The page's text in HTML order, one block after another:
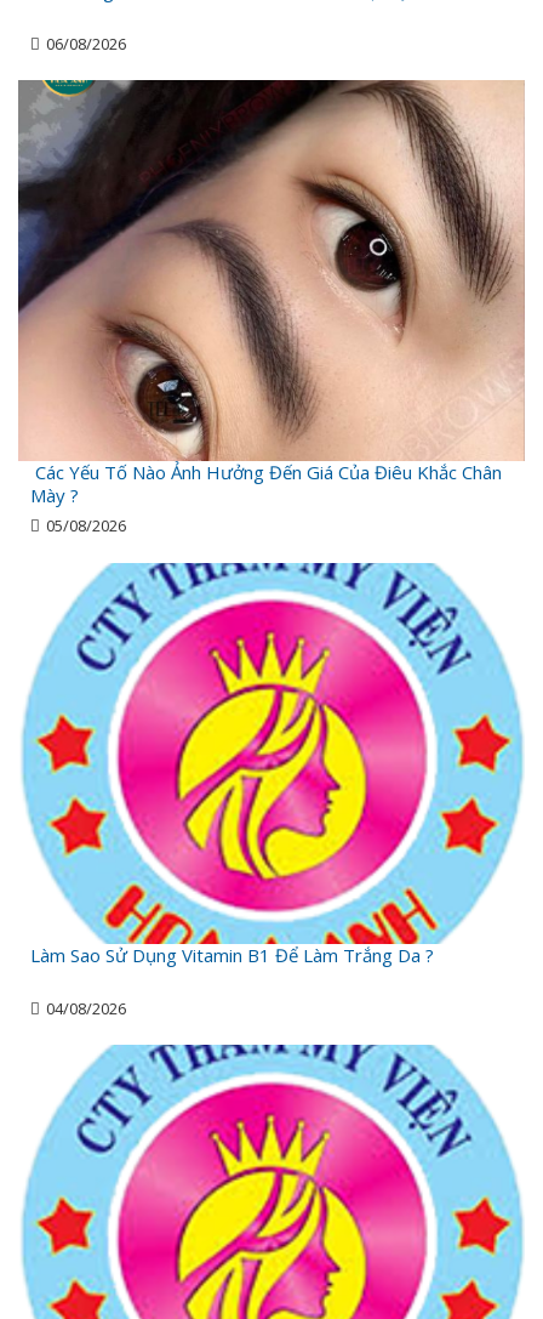
06/08/2026
Các Yếu Tố Nào Ảnh Hưởng Đến Giá Của Điêu Khắc Chân
Mày ?
05/08/2026
Làm Sao Sử Dụng Vitamin B1 Để Làm Trắng Da ?
04/08/2026